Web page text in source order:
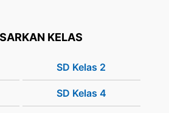
KELAS
SD Kelas 2
SD Kelas 4